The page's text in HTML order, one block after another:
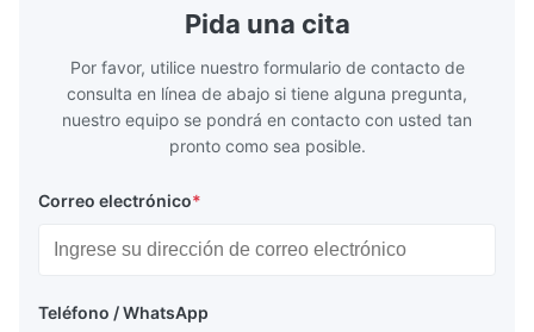
Pida una cita
Por favor, utilice nuestro formulario de contacto de
consulta en línea de abajo si tiene alguna pregunta,
nuestro equipo se pondrá en contacto con usted tan
pronto como sea posible.
Correo electrónico*
Teléfono / WhatsApp